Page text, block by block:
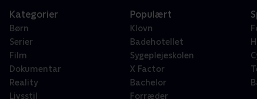
Kategorier
Børn
Serier
Film
Dokumentar
Reality
Livsstil
Populært
Klovn
Badehotellet
Sygeplejeskolen
X Factor
Bachelor
Forræder